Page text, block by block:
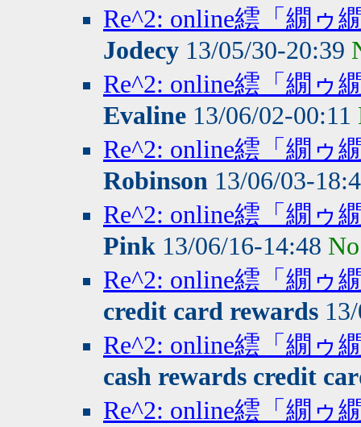
Re^2: online繧「繝
Jodecy 13/05/30-20:39
Re^2: online繧「繝
Evaline 13/06/02-00:11
Re^2: online繧「繝
Robinson 13/06/03-
Re^2: online繧「繝
Pink 13/06/16-14:48
Re^2: online繧「繝
credit card rewards
Re^2: online繧「繝
cash rewards credit
Re^2: online繧「繝